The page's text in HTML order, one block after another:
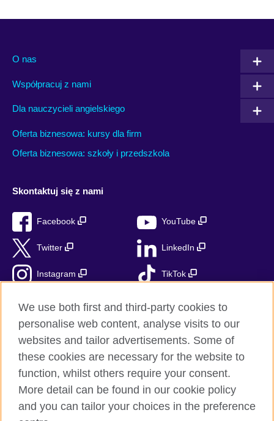
O nas
Współpracuj z nami
Dla nauczycieli angielskiego
Oferta biznesowa: kursy dla firm
Oferta biznesowa: szkoły i przedszkola
Skontaktuj się z nami
Facebook YouTube
Twitter LinkedIn
Instagram TikTok
British Council globalnie
Prywatność i warunki użytkowania
Mapa strony
We use both first and third-party cookies to
personalise web content, analyse visits to our
websites and tailor advertisements. Some of
these cookies are necessary for the website to
function, whilst others require your consent.
More detail can be found in our cookie policy
and you can tailor your choices in the preference